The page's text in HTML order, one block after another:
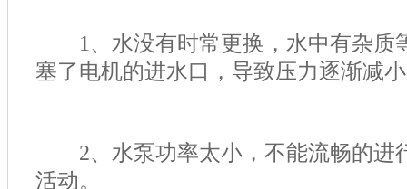
1、水没有时常更换，水中有杂质
塞了电机的进水口，导致压力逐渐减
2、水泵功率太小，不能流畅的进
活动。